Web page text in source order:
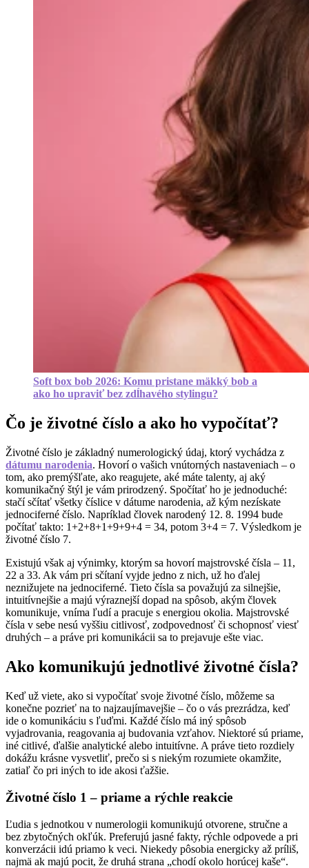
Soft box bob 2026: Komu pristane mäkký bob a
ako ho upraviť bez zdĺhavého stylingu?
Čo je životné číslo a ako ho vypočítať?
Životné číslo je základný numerologický údaj, ktorý vychádza z
dátumu narodenia. Hovorí o vašich vnútorných nastaveniach – o
tom, ako premýšľate, ako reagujete, aké máte talenty, aj aký
komunikačný štýl je vám prirodzený. Spočítať ho je jednoduché:
stačí sčítať všetky číslice v dátume narodenia, až kým nezískate
jednociferné číslo. Napríklad človek narodený 12. 8. 1994 bude
počítať takto: 1+2+8+1+9+9+4 = 34, potom 3+4 = 7. Výsledkom je
životné číslo 7.
Existujú však aj výnimky, ktorým sa hovorí majstrovské čísla – 11,
22 a 33. Ak vám pri sčítaní vyjde jedno z nich, už ho ďalej
neznižujete na jednociferné. Tieto čísla sa považujú za silnejšie,
intuitívnejšie a majú výraznejší dopad na spôsob, akým človek
komunikuje, vníma ľudí a pracuje s energiou okolia. Majstrovské
čísla v sebe nesú vyššiu citlivosť, zodpovednosť či schopnosť viesť
druhých – a práve pri komunikácii sa to prejavuje ešte viac.
Ako komunikujú jednotlivé životné čísla?
Keď už viete, ako si vypočítať svoje životné číslo, môžeme sa
konečne pozrieť na to najzaujímavejšie – čo o vás prezrádza, keď
ide o komunikáciu s ľuďmi. Každé číslo má iný spôsob
vyjadrovania, reagovania aj budovania vzťahov. Niektoré sú priame,
iné citlivé, ďalšie analytické alebo intuitívne. A práve tieto rozdiely
dokážu krásne vysvetliť, prečo si s niekým rozumiete okamžite,
zatiaľ čo pri iných to ide akosi ťažšie.
Životné číslo 1 – priame a rýchle reakcie
Ľudia s jednotkou v numerologii komunikujú otvorene, stručne a
bez zbytočných okľúk. Preferujú jasné fakty, rýchle odpovede a pri
konverzácii idú priamo k veci. Niekedy pôsobia energicky až príliš,
najmä ak majú pocit, že druhá strana „chodí okolo horúcej kaše“.